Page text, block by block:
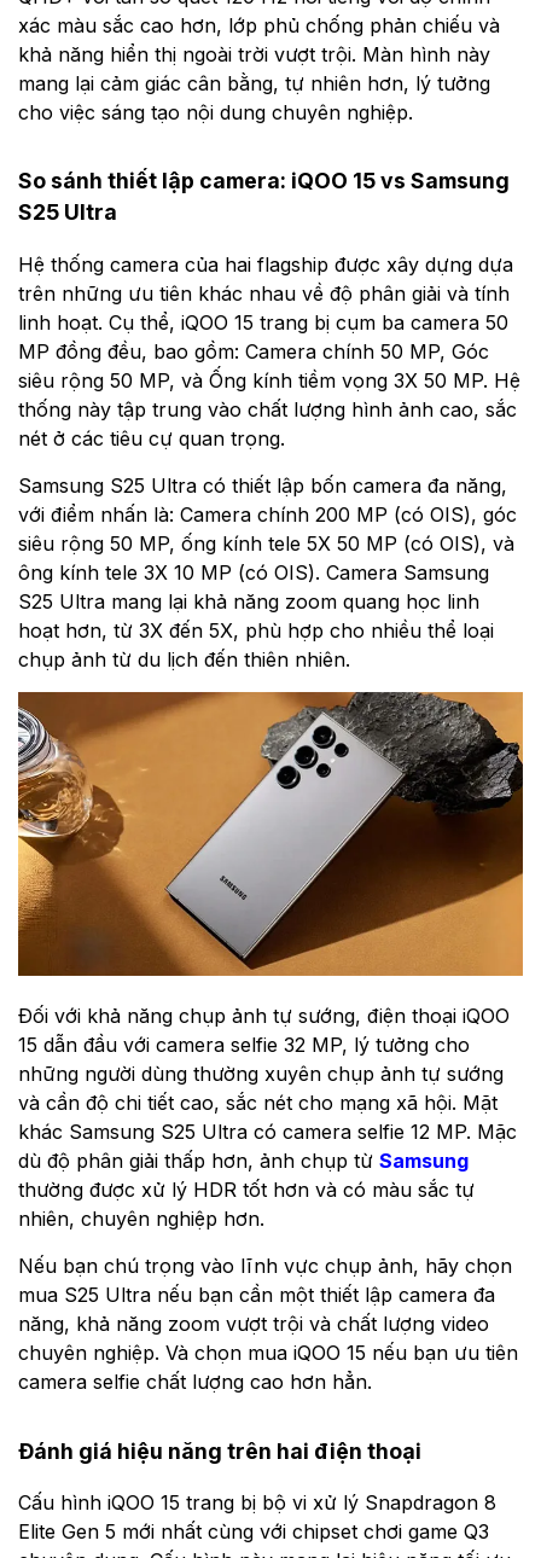
xác màu sắc cao hơn, lớp phủ chống phản chiếu và
khả năng hiển thị ngoài trời vượt trội. Màn hình này
mang lại cảm giác cân bằng, tự nhiên hơn, lý tưởng
cho việc sáng tạo nội dung chuyên nghiệp.
So sánh thiết lập camera: iQOO 15 vs Samsung
S25 Ultra
Hệ thống camera của hai flagship được xây dựng dựa
trên những ưu tiên khác nhau về độ phân giải và tính
linh hoạt. Cụ thể, iQOO 15 trang bị cụm ba camera 50
MP đồng đều, bao gồm: Camera chính 50 MP, Góc
siêu rộng 50 MP, và Ống kính tiềm vọng 3X 50 MP. Hệ
thống này tập trung vào chất lượng hình ảnh cao, sắc
nét ở các tiêu cự quan trọng.
Samsung S25 Ultra có thiết lập bốn camera đa năng,
với điểm nhấn là: Camera chính 200 MP (có OIS), góc
siêu rộng 50 MP, ống kính tele 5X 50 MP (có OIS), và
ông kính tele 3X 10 MP (có OIS). Camera Samsung
S25 Ultra mang lại khả năng zoom quang học linh
hoạt hơn, từ 3X đến 5X, phù hợp cho nhiều thể loại
chụp ảnh từ du lịch đến thiên nhiên.
Đối với khả năng chụp ảnh tự sướng, điện thoại iQOO
15 dẫn đầu với camera selfie 32 MP, lý tưởng cho
những người dùng thường xuyên chụp ảnh tự sướng
và cần độ chi tiết cao, sắc nét cho mạng xã hội. Mặt
khác Samsung S25 Ultra có camera selfie 12 MP. Mặc
dù độ phân giải thấp hơn, ảnh chụp từ Samsung
thường được xử lý HDR tốt hơn và có màu sắc tự
nhiên, chuyên nghiệp hơn.
Nếu bạn chú trọng vào lĩnh vực chụp ảnh, hãy chọn
mua S25 Ultra nếu bạn cần một thiết lập camera đa
năng, khả năng zoom vượt trội và chất lượng video
chuyên nghiệp. Và chọn mua iQOO 15 nếu bạn ưu tiên
camera selfie chất lượng cao hơn hẳn.
Đánh giá hiệu năng trên hai điện thoại
Cấu hình iQOO 15 trang bị bộ vi xử lý Snapdragon 8
Elite Gen 5 mới nhất cùng với chipset chơi game Q3